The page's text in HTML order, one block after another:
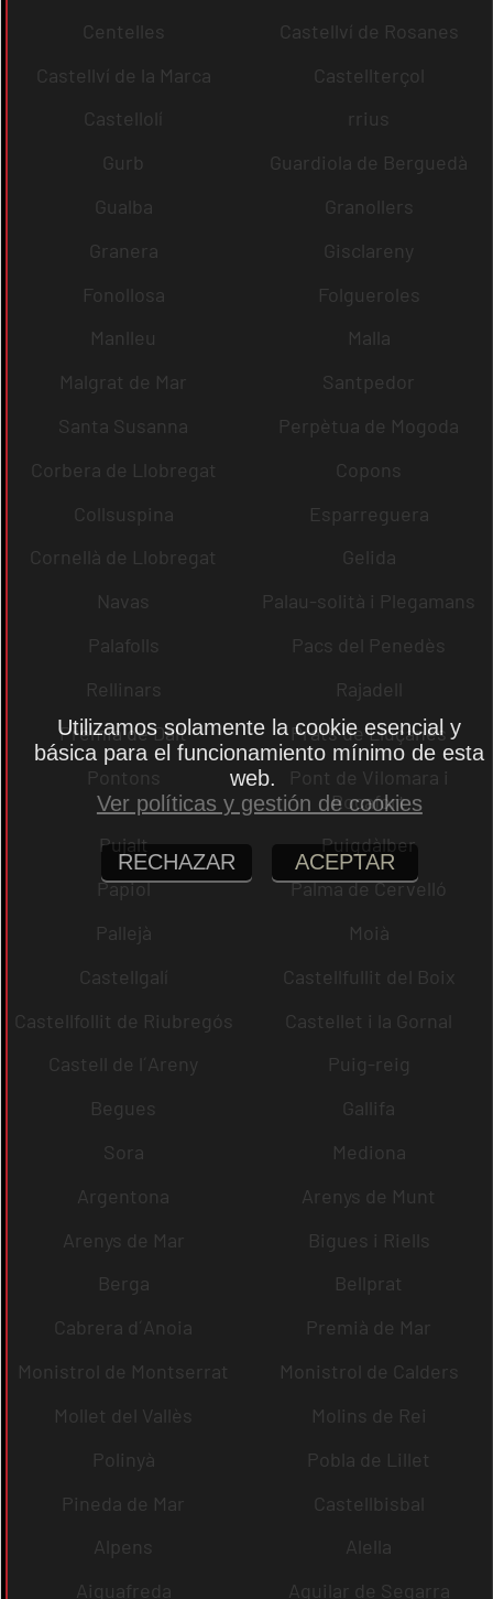
Centelles
Castellví de Rosanes
Castellví de la Marca
Castellterçol
Castellolí
rrius
Gurb
Guardiola de Berguedà
Gualba
Granollers
Granera
Gisclareny
Fonollosa
Folgueroles
Manlleu
Malla
Malgrat de Mar
Santpedor
Santa Susanna
Perpètua de Mogoda
Corbera de Llobregat
Copons
Collsuspina
Esparreguera
Cornellà de Llobregat
Gelida
Navas
Palau-solità i Plegamans
Palafolls
Pacs del Penedès
Rellinars
Rajadell
Premià de Dalt
Prats de Lluçanès
Pontons
Pont de Vilomara i
Rocafort
Pujalt
Puigdàlber
Papiol
Palma de Cervelló
Pallejà
Moià
Castellgalí
Castellfullit del Boix
Castellfollit de Riubregós
Castellet i la Gornal
Castell de l´Areny
Puig-reig
Begues
Gallifa
Sora
Mediona
Argentona
Arenys de Munt
Arenys de Mar
Bigues i Riells
Berga
Bellprat
Cabrera d´Anoia
Premià de Mar
Monistrol de Montserrat
Monistrol de Calders
Mollet del Vallès
Molins de Rei
Polinyà
Pobla de Lillet
Pineda de Mar
Castellbisbal
Alpens
Alella
Aiguafreda
Aguilar de Segarra
Utilizamos solamente la cookie esencial y
básica para el funcionamiento mínimo de esta
web.
Ver políticas y gestión de cookies
RECHAZAR ACEPTAR